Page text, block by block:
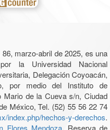
marzo-abril de 2025, es una
la Universidad Nacional
Delegación Coyoacán,
por medio del Instituto de
Mario de la Cueva s/n, Ciudad
México, Tel. (52) 55 56 22 74
index.php/hechos-y-derechos.